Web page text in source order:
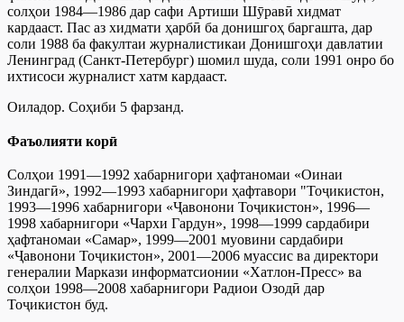
солҳои 1984—1986 дар сафи Артиши Шӯравӣ хидмат
кардааст. Пас аз хидмати ҳарбӣ ба донишгоҳ баргашта, дар
соли 1988 ба факултаи журналистикаи Донишгоҳи давлатии
Ленинград (Санкт-Петербург) шомил шуда, соли 1991 онро бо
ихтисоси журналист хатм кардааст.
Оиладор. Соҳиби 5 фарзанд.
Фаъолияти корӣ
Солҳои 1991—1992 хабарнигори ҳафтаномаи «Оинаи
Зиндагӣ», 1992—1993 хабарнигори ҳафтавори "Тоҷикистон,
1993—1996 хабарнигори «Ҷавонони Тоҷикистон», 1996—
1998 хабарнигори «Чархи Гардун», 1998—1999 сардабири
ҳафтаномаи «Самар», 1999—2001 муовини сардабири
«Ҷавонони Тоҷикистон», 2001—2006 муассис ва директори
генералии Маркази информатсионии «Хатлон-Пресс» ва
солҳои 1998—2008 хабарнигори Радиои Озодӣ дар
Тоҷикистон буд.